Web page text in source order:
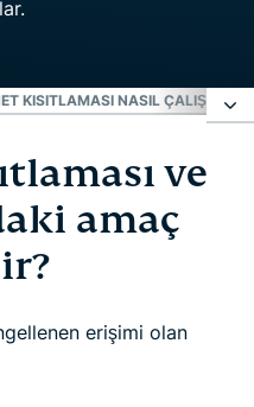
KISITLAMASI NASIL ÇALIŞIR?
amaç nedir?
Bizi nasıl etkiliyor?
ve
amaç